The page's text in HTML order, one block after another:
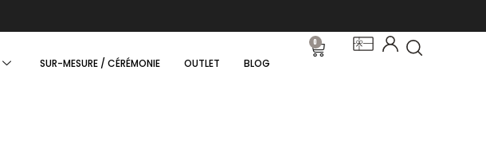
SUR-MESURE / CÉRÉMONIE OUTLET BLOG
0